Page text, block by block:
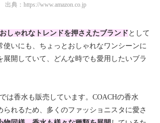
出典： https://www.amazon.co.jp
おしゃれなトレンドを押さえたブランド として
使いにも、ちょっとおしゃれなワンシーンに
展開していて、どんな時でも愛用したいブラ
は香水も販売しています。COACHの香水
られるため、多くのファッショニスタに愛さ